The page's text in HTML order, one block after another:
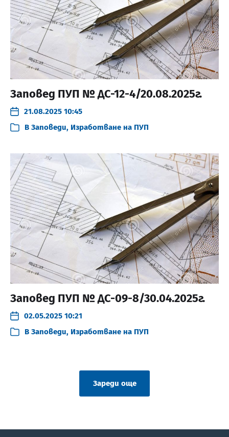
Заповед ПУП № ДС-12-4/20.08.2025г.
21.08.2025 10:45
В Заповеди, Изработване на ПУП
Заповед ПУП № ДС-09-8/30.04.2025г.
02.05.2025 10:21
В Заповеди, Изработване на ПУП
Зареди още